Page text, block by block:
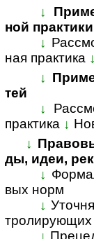
↓
ной прак­тики
↓
ная прак­ти­ка ↓
↓
тей
↓
прак­тика ↓
↓
ды, идеи,
↓
вых норм
↓
т­ро­ли­ру­ю­щих
↓